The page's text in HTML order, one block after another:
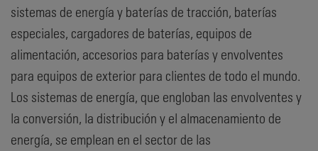
sistemas de energía y baterías de tracción, baterías
especiales, cargadores de baterías, equipos de
alimentación, accesorios para baterías y envolventes
para equipos de exterior para clientes de todo el mundo.
Los sistemas de energía, que engloban las envolventes y
la conversión, la distribución y el almacenamiento de
energía, se emplean en el sector de las